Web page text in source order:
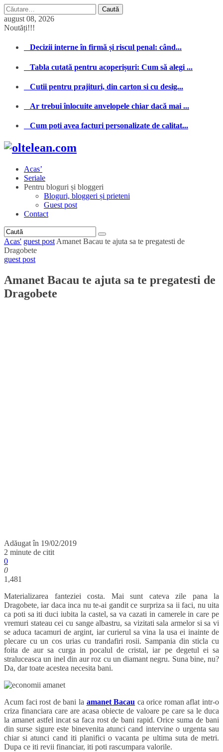
Caută
după:
august 08, 2026
Noutăți!!!
Decizii interne în firmă și riscul penal: când...
Tabla cutată pentru acoperișuri: Cum să alegi ...
Cutii pentru prajituri, din carton si cu desig...
Ar trebui înlocuite anvelopele chiar dacă mai ...
Cum poti avea facturi personalizate de calitat...
Acas’
Seriale
Pentru bloguri și bloggeri
Bloguri, bloggeri și prieteni
Guest post
Contact
Acas' guest post Amanet Bacau te ajuta sa te pregatesti de
Dragobete
guest post
Amanet Bacau te ajuta sa te pregatesti de
Dragobete
Adăugat în 19/02/2019
2 minute de citit
0
0
1,481
Materializarea fanteziei costa. Mai sunt cateva zile pana la
Dragobete, iar daca inca nu te-ai gandit ce surpriza sa ii faci, nu uita
ca poti sa iti duci iubita la castel, sa va cazati in camerele in care pe
vremuri stateau cei cu sange albastru, sa vizitati sala armelor si sa vi
se aduca tacamuri de argint, iar curierul sa vina la usa ei inainte de
plecare cu un cos urias cu trandafiri rosii. Sampania din sticla cu
foita de aur sa curga in pocalul de cristal, iar pe degetul ei sa
straluceasca un inel din aur roz cu un diamant negru. Suna bine, nu?
Da, dar toate acestea necesita bani.
Acum faci rost de bani la amanet Bacau ca orice roman aflat intr-o
criza financiara care are acasa obiecte de valoare pe care sa le duca
la amanet astfel incat sa faca rost de bani rapid. Orice suma de bani
din surse sigure este binevenita atunci cand intervine o urgenta sau
chiar si atunci cand iti planifici o vacanta pe ultima suta de metri.
Dupa ce iti revii financiar, iti poti rascumpara valorile.